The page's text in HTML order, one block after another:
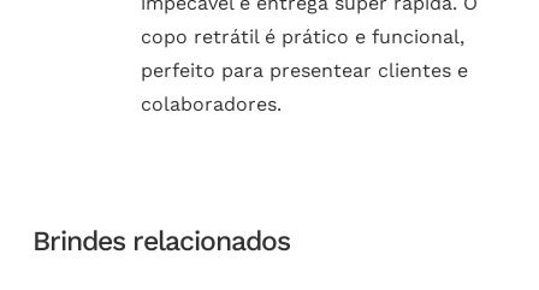
copo retrátil é prático e funcional,
perfeito para presentear clientes e
colaboradores.
Brindes relacionados